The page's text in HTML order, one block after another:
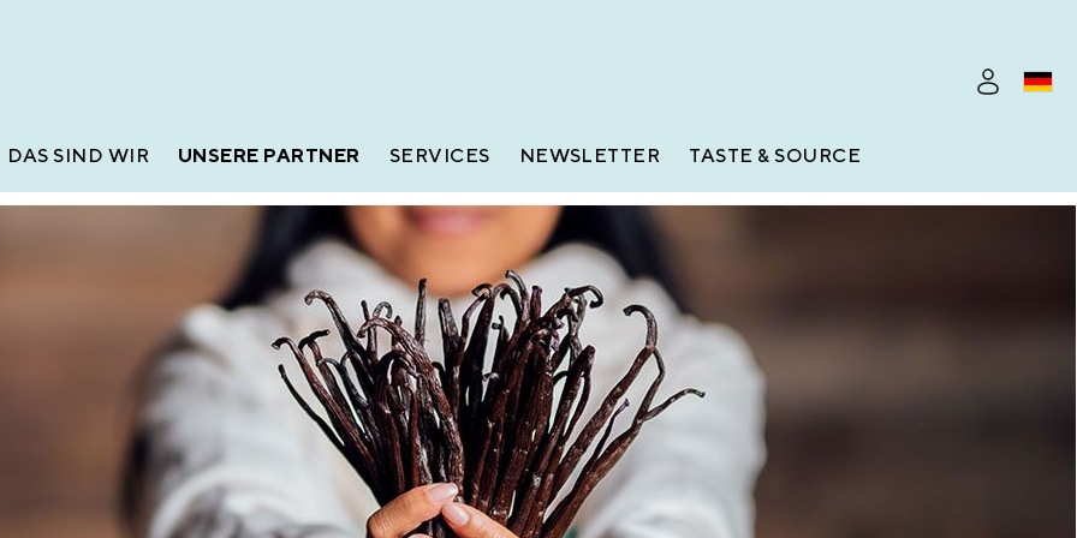
DAS SIND WIR UNSERE PARTNER SERVICES NEWSLETTER TASTE & SOURCE